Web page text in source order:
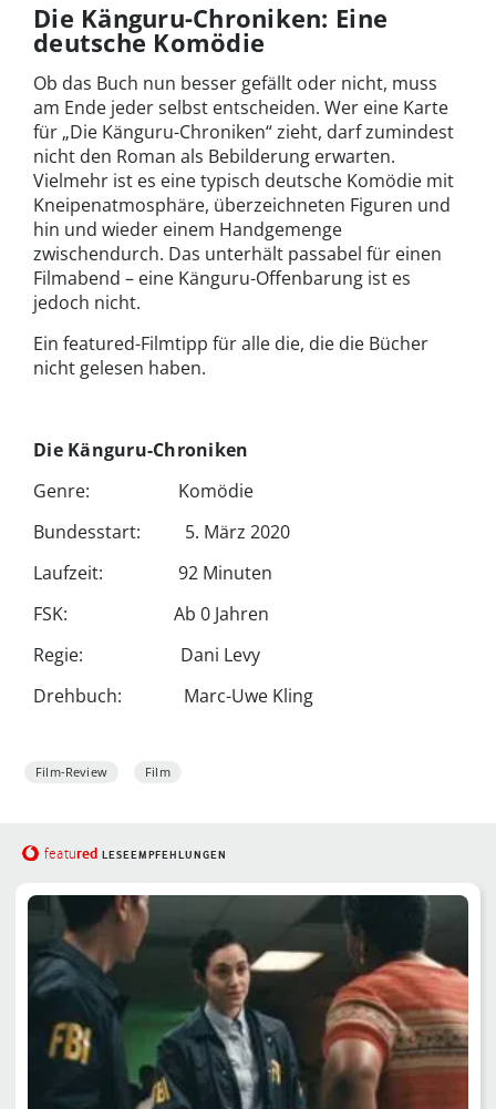
Die Känguru-Chroniken: Eine
deutsche Komödie
Ob das Buch nun besser gefällt oder nicht, muss
am Ende jeder selbst entscheiden. Wer eine Karte
für „Die Känguru-Chroniken“ zieht, darf zumindest
nicht den Roman als Bebilderung erwarten.
Vielmehr ist es eine typisch deutsche Komödie mit
Kneipenatmosphäre, überzeichneten Figuren und
hin und wieder einem Handgemenge
zwischendurch. Das unterhält passabel für einen
Filmabend – eine Känguru-Offenbarung ist es
jedoch nicht.
Ein featured-Filmtipp für alle die, die die Bücher
nicht gelesen haben.
Die Känguru-Chroniken
Genre: Komödie
Bundesstart: 5. März 2020
Laufzeit: 92 Minuten
FSK: Ab 0 Jahren
Regie: Dani Levy
Drehbuch: Marc-Uwe Kling
Film-Review Film
featured LESEEMPFEHLUNGEN